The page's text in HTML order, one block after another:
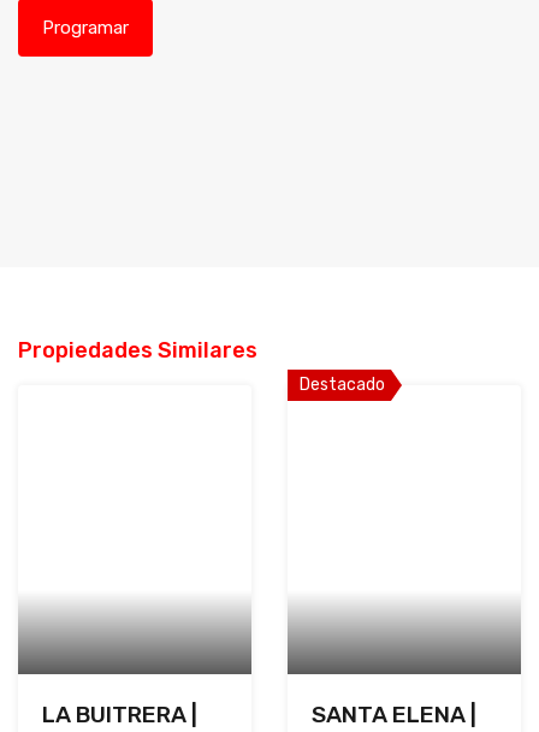
Propiedades Similares
LA BUITRERA |
Destacado
SANTA ELENA |